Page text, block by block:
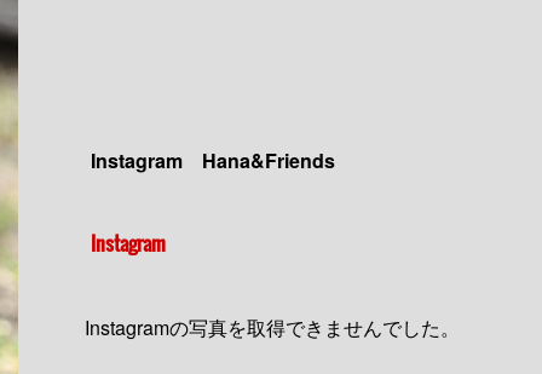
Instagram Hana&Friends
Instagram
Instagramの写真を取得できませんでした。